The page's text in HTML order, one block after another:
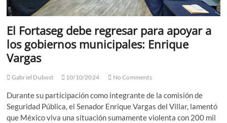
El Fortaseg debe regresar para apoyar a
los gobiernos municipales: Enrique
Vargas
Gabriel Dubost 10/10/2024 No Comments
Durante su participación como integrante de la comisión de
Seguridad Pública, el Senador Enrique Vargas del Villar, lamentó
que México viva una situación sumamente violenta con 200 mil